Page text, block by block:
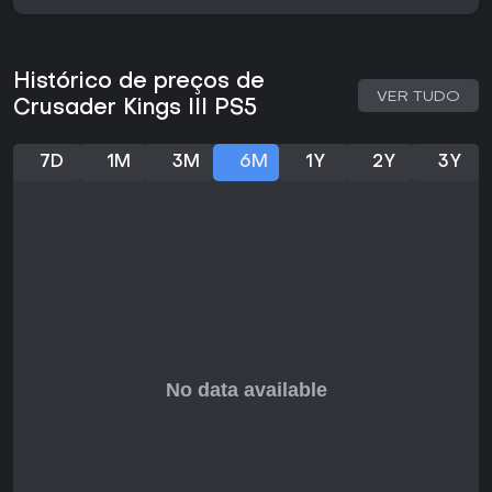
Ambos os modos utilizam os mesmos sistemas, sem regras
ou variantes exclusivas. O jogador começa escolhendo
aberto que prioriza a adaptação às mudanças geracionais
em vez de objetivos lineares.
casamentos servem a objetivos políticos, enquanto
Histórico de preços de
Crusader Kings III PS5
VER TUDO
7D 1M 3M 6M 1Y 2Y 3Y